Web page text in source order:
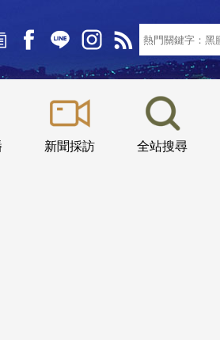
新聞採訪 全站搜尋